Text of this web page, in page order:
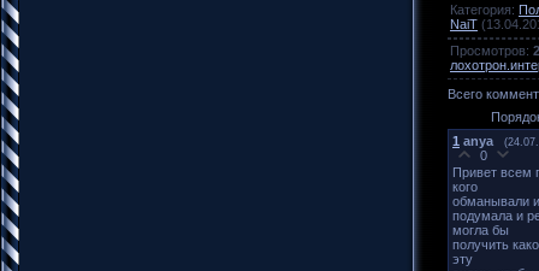
Категория:
NaiT
Просмотров:
Всего
1 anya
0
Привет всем
кого
обманывали
подумала и
могла бы
получить
эту